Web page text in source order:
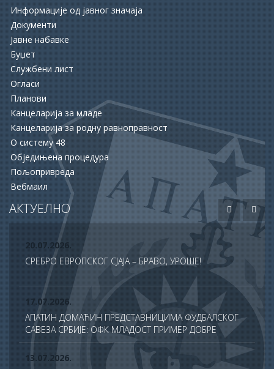
Информације од јавног значаја
Документи
Јавне набавке
Буџет
Службени лист
Огласи
Планови
Канцеларија за младе
Канцеларија за родну равноправност
О систему 48
Обједињена процедура
Пољопривреда
Вебмаил
АКТУЕЛНО
16.06.2026.
ПОЗИВА ЗА ПОДРШКУ ЗАПОШЉАВАЊУ
15.06.2026.
ХУМАНОСТ КОЈА СПАШАВА ЖИВОТЕ: УПРИЛИЧЕН
ПРИЈЕМ ЗА ДОБРОВОЉНЕ ДАВАОЦЕ КРВИ
12.06.2026.
ОДОБРЕНО ЈОШ 20 МИЛИОНА ДИНАРА ЗА НАСТАВАК
РАДОВА НА БУДУЋЕМ МУЗЕЈУ АПАТИНА
20.07.2026.
СРЕБРО ЕВРОПСКОГ СЈАЈА – БРАВО, УРОШЕ!
17.07.2026.
АПАТИН ДОМАЋИН ПРЕДСТАВНИЦИМА ФУДБАЛСКОГ
САВЕЗА СРБИЈЕ: ОФК МЛАДОСТ ПРИМЕР ДОБРЕ
ПРАКСЕ У ТДС ПРОГРАМУ
13.07.2026.